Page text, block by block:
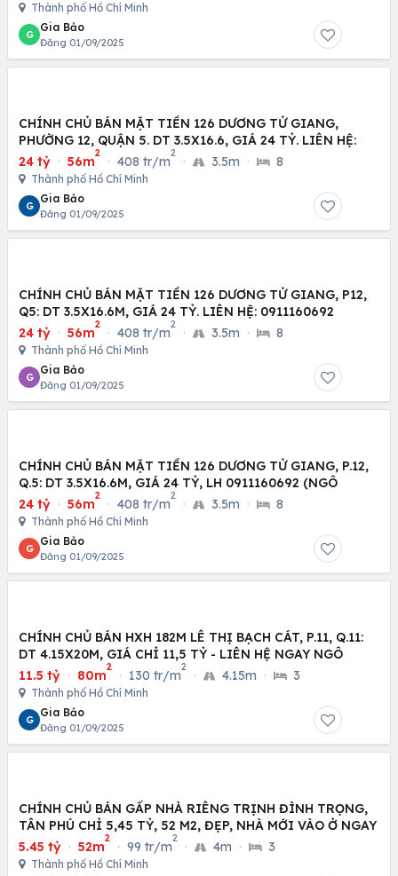
Thành phố Hồ Chí Minh
G
Gia Bảo
Đăng 01/09/2025
CHÍNH CHỦ BÁN MẶT TIỀN 126 DƯƠNG TỬ GIANG,
PHƯỜNG 12, QUẬN 5. DT 3.5X16.6, GIÁ 24 TỶ. LIÊN HỆ:
24 tỷ · 56m
2
· 408 tr/m
2
· 3.5m · 8
Thành phố Hồ Chí Minh
G
Gia Bảo
Đăng 01/09/2025
CHÍNH CHỦ BÁN MẶT TIỀN 126 DƯƠNG TỬ GIANG, P12,
Q5: DT 3.5X16.6M, GIÁ 24 TỶ. LIÊN HỆ: 0911160692
24 tỷ · 56m
2
· 408 tr/m
2
· 3.5m · 8
Thành phố Hồ Chí Minh
G
Gia Bảo
Đăng 01/09/2025
CHÍNH CHỦ BÁN MẶT TIỀN 126 DƯƠNG TỬ GIANG, P.12,
Q.5: DT 3.5X16.6M, GIÁ 24 TỶ, LH 0911160692 (NGÔ
24 tỷ · 56m
2
· 408 tr/m
2
· 3.5m · 8
Thành phố Hồ Chí Minh
G
Gia Bảo
Đăng 01/09/2025
CHÍNH CHỦ BÁN HXH 182M LÊ THỊ BẠCH CÁT, P.11, Q.11:
DT 4.15X20M, GIÁ CHỈ 11,5 TỶ - LIÊN HỆ NGAY NGÔ
11.5 tỷ · 80m
2
· 130 tr/m
2
· 4.15m · 3
Thành phố Hồ Chí Minh
G
Gia Bảo
Đăng 01/09/2025
CHÍNH CHỦ BÁN GẤP NHÀ RIÊNG TRỊNH ĐÌNH TRỌNG,
TÂN PHÚ CHỈ 5,45 TỶ, 52 M2, ĐẸP, NHÀ MỚI VÀO Ở NGAY
5.45 tỷ · 52m
2
· 99 tr/m
2
· 4m · 3
Thành phố Hồ Chí Minh